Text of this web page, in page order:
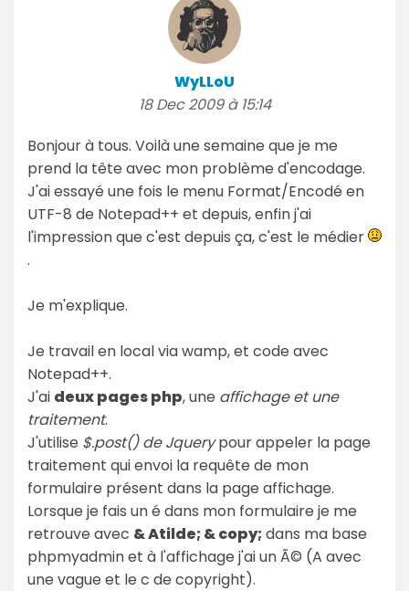
WyLLoU
18 Dec 2009 à 15:14
Bonjour à tous. Voilà une semaine que je me
prend la tête avec mon problème d'encodage.
J'ai essayé une fois le menu Format/Encodé en
UTF-8 de Notepad++ et depuis, enfin j'ai
l'impression que c'est depuis ça, c'est le médier
.
Je m'explique.
Je travail en local via wamp, et code avec
Notepad++.
J'ai deux pages php, une affichage et une
traitement.
J'utilise $.post() de Jquerypour appeler la page
traitement qui envoi la requête de mon
formulaire présent dans la page affichage.
Lorsque je fais un é dans mon formulaire je me
retrouve avec & Atilde; & copy;dans ma base
phpmyadmin et à l'affichage j'ai un Ã© (A avec
une vague et le c de copyright).